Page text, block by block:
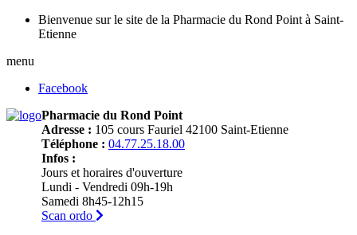
Bienvenue sur le site de la Pharmacie du Rond Point à Saint-
Etienne
menu
Facebook
Pharmacie du Rond Point
Adresse : 105 cours Fauriel 42100 Saint-Etienne
Téléphone : 04.77.25.18.00
Infos :
Jours et horaires d'ouverture
Lundi - Vendredi 09h-19h
Samedi 8h45-12h15
Scan ordo